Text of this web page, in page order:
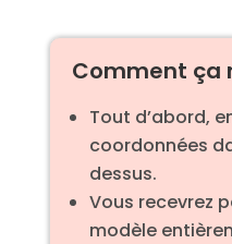
Comment ça
Tout d’abord,
coordonnées
dessus.
Vous recevrez
modèle